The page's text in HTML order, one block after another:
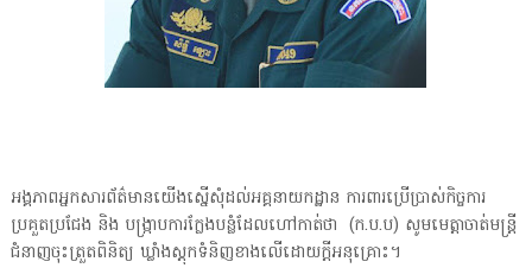
អង្គភាពអ្នកសារព័ត៌មានយើងស្នើសុំដល់អគ្គនាយកដ្ឋាន ការពារប្រើប្រាស់កិច្ចការ
ប្រគួតប្រជែង និង បង្ក្រាបការក្លែងបន្លំដែលហៅកាត់ថា (ក.ប.ប) សូមមេត្តាចាត់មន្ត្រី
ជំនាញចុះត្រួតពិនិត្យ ឃ្លាំងស្តុកទំនិញខាងលើដោយក្តីអនុគ្រោះ។